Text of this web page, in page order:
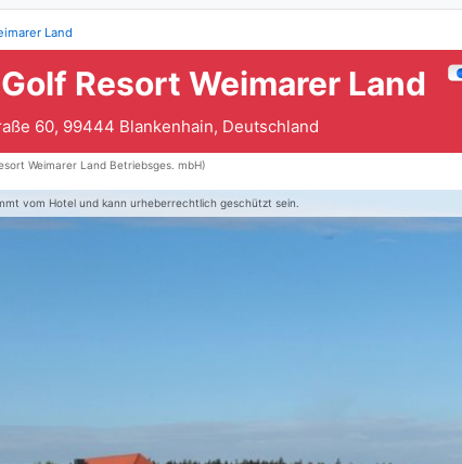
Land
Resort Weimarer Land
60, 99444 Blankenhain, Deutschland
Weimarer Land Betriebsges. mbH)
vom Hotel und kann urheberrechtlich geschützt sein.